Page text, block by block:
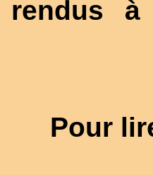
rendus
Pour